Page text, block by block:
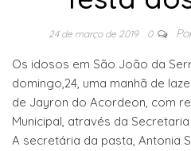
24 de março de 2019 0
Os idosos em São João da
domingo,24, uma manhã de
de Jayron do Acordeon, com
Municipal, através da
A secretária da pasta, Antonia